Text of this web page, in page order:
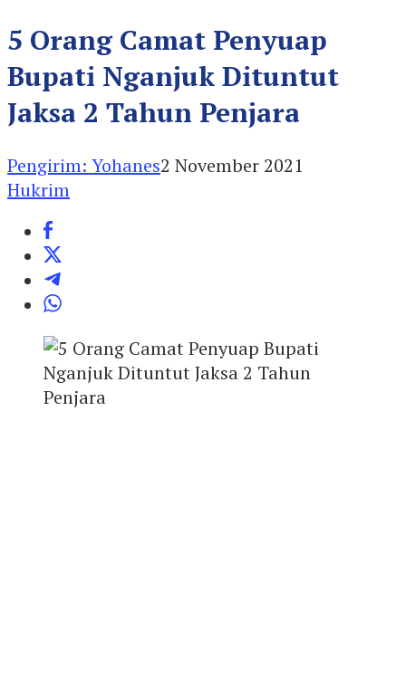
5 Orang Camat Penyuap
Bupati Nganjuk Dituntut
Jaksa 2 Tahun Penjara
Pengirim: Yohanes2 November 2021
Hukrim